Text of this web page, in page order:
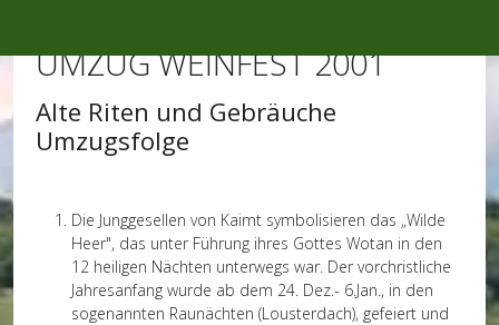
UMZUG WEINFEST 2001
Alte Riten und Gebräuche
Umzugsfolge
Die Junggesellen von Kaimt symbolisieren das „Wilde
Heer", das unter Führung ihres Gottes Wotan in den
12 heiligen Nächten unterwegs war. Der vorchristliche
Jahresanfang wurde ab dem 24. Dez.- 6.Jan., in den
sogenannten Raunächten (Lousterdach), gefeiert und